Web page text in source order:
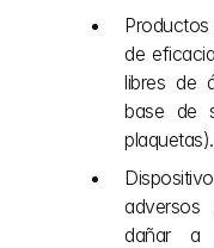
de
libres de
base de
plaquetas).
dañar a